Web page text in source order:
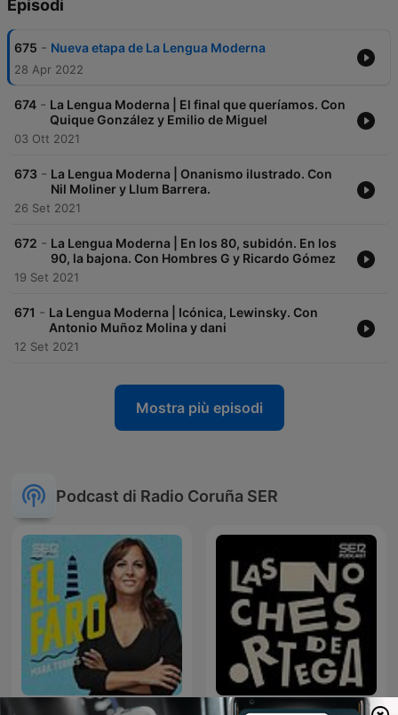
Episodi
675 - Nueva etapa de La Lengua Moderna
28 Apr 2022
674 - La Lengua Moderna | El final que queríamos. Con
Quique González y Emilio de Miguel
03 Ott 2021
673 - La Lengua Moderna | Onanismo ilustrado. Con
Nil Moliner y Llum Barrera.
26 Set 2021
672 - La Lengua Moderna | En los 80, subidón. En los
90, la bajona. Con Hombres G y Ricardo Gómez
19 Set 2021
671 - La Lengua Moderna | Icónica, Lewinsky. Con
Antonio Muñoz Molina y dani
12 Set 2021
Mostra più episodi
Podcast di Radio Coruña SER